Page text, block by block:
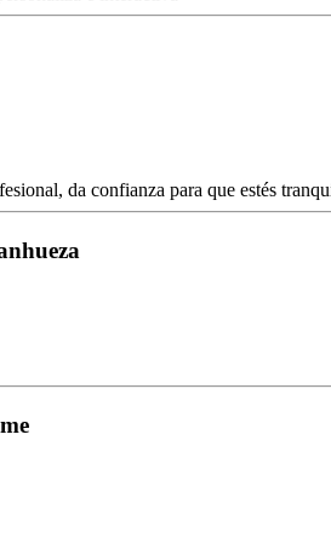
da confianza para que estés